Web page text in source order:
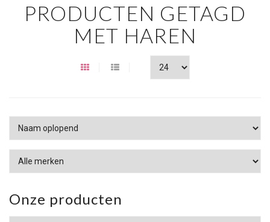
PRODUCTEN GETAGD
MET HAREN
Onze producten